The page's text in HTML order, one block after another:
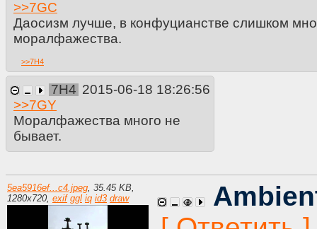
>>7GC
Даосизм лучше, в конфуцианстве слишком
моралфажества.
>>7H4
7H4 2015-06-18 18:26:56
>>7GY
Моралфажества много не
бывает.
5ea5916ef...c4.jpeg 35.45 KB
1280x720 exif ggl iq id3 draw